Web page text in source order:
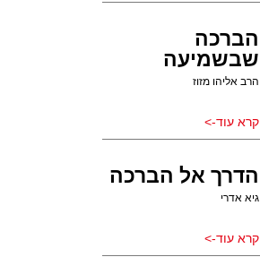
הברכה
שבשמיעה
הרב אליהו מזוז
קרא עוד->
הדרך אל הברכה
גיא אדרי
קרא עוד->